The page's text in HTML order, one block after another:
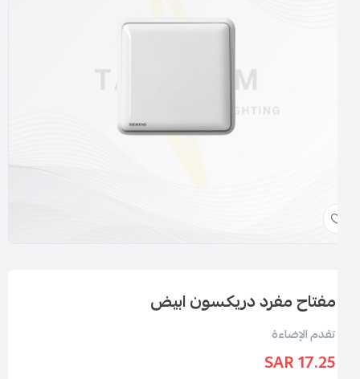
مفتاح مفرد دريكسون ابيض
تقدم الإضاءة
17.25 SAR